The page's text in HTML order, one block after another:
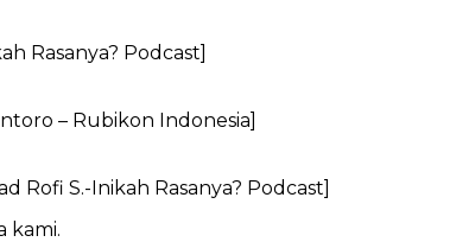
Rasanya? Podcast]
– Rubikon Indonesia]
Rofi S.-Inikah Rasanya? Podcast]
kami.